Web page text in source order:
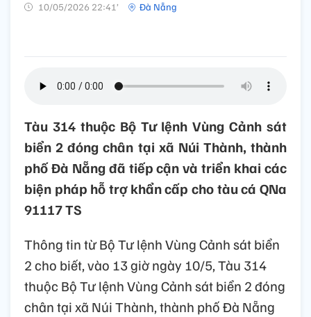
10/05/2026 22:41’ Đà Nẵng
Tàu 314 thuộc Bộ Tư lệnh Vùng Cảnh sát
biển 2 đóng chân tại xã Núi Thành, thành
phố Đà Nẵng đã tiếp cận và triển khai các
biện pháp hỗ trợ khẩn cấp cho tàu cá QNa
91117 TS
Thông tin từ Bộ Tư lệnh Vùng Cảnh sát biển
2 cho biết, vào 13 giờ ngày 10/5, Tàu 314
thuộc Bộ Tư lệnh Vùng Cảnh sát biển 2 đóng
chân tại xã Núi Thành, thành phố Đà Nẵng